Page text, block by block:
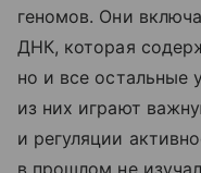
геномов. Они
ДНК, которая
но и все остальные
из них играют
и регуляции
в прошлом не